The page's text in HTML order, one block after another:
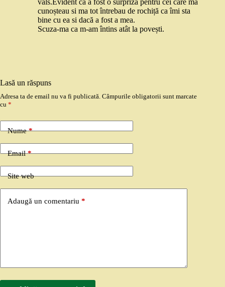
vals.Evident ca a fost o surpriza pentru cei care ma
cunoșteau si ma tot întrebau de rochiță ca îmi sta
bine cu ea si dacă a fost a mea.
Scuza-ma ca m-am întins atât la povești.
Lasă un răspuns
Adresa ta de email nu va fi publicată. Câmpurile obligatorii sunt marcate
cu *
Nume*
Email*
Site web
Adaugă un comentariu *